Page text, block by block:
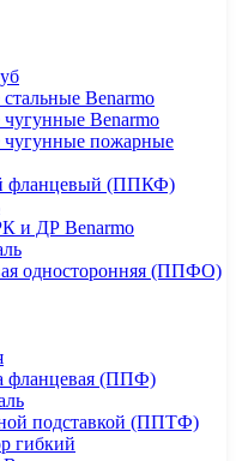
Benarmo
Benarmo
чугунные пожарные
фланцевый (ППКФ)
и ДР Benarmo
односторонняя (ППФО)
фланцевая (ППФ)
подставкой (ППТФ)
гибкий